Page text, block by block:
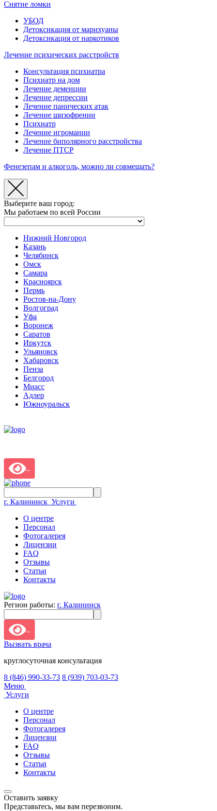
Снятие ломки
УБОД
Детоксикация от марихуаны
Детоксикация от наркотиков
Лечение психических расстройств
Консультация психиатра
Психиатр на дом
Лечение деменции
Лечение депрессии
Лечение панических атак
Лечение шизофрении
Психиатр
Лечение игромании
Лечение биполярного расстройства
Лечение ПТСР
Фенезепам и алкоголь, можно ли совмещать?
Выберите ваш город:
Мы работаем по всей России
Нижний Новгород
Казань
Челябинск
Омск
Самара
Красноярск
Пермь
Ростов-на-Дону
Волгоград
Уфа
Воронеж
Саратов
Иркутск
Ульяновск
Хабаровск
Пенза
Белгород
Миасс
Адлер
Южноуральск
г. Калининск Услуги
О центре
Персонал
Фотогалерея
Лицензии
FAQ
Отзывы
Статьи
Контакты
Регион работы: г. Калининск
Вызвать врача
круглосуточная консультация
8 (846) 990-33-73 8 (939) 703-03-73
Меню
Услуги
О центре
Персонал
Фотогалерея
Лицензии
FAQ
Отзывы
Статьи
Контакты
Оставить заявку
Представьтесь, мы вам перезвоним.